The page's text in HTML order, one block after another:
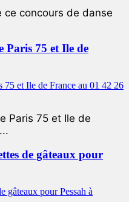
ce concours de danse
Paris 75 et Ile de
Paris 75 et Ile de
de gâteaux pour